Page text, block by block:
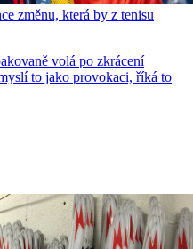
změnu, která by z tenisu
volá po zkrácení
to jako provokaci, říká to